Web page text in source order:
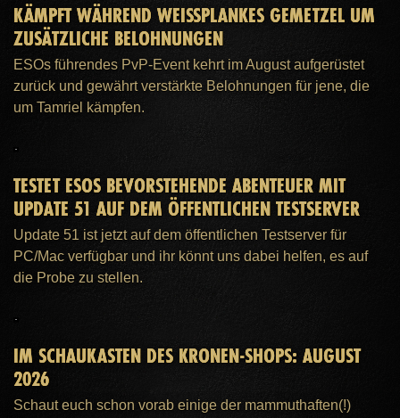
KÄMPFT WÄHREND WEISSPLANKES GEMETZEL UM Z
USÄTZLICHE BELOHNUNGEN
ESOs führendes PvP-Event kehrt im August aufgerüstet
zurück und gewährt verstärkte Belohnungen für jene, die
um Tamriel kämpfen.
TESTET ESOS BEVORSTEHENDE ABENTEUER MIT
UPDATE 51 AUF DEM ÖFFENTLICHEN TESTSERVER
Update 51 ist jetzt auf dem öffentlichen Testserver für
PC/Mac verfügbar und ihr könnt uns dabei helfen, es auf
die Probe zu stellen.
IM SCHAUKASTEN DES KRONEN-SHOPS: AUGUST
2026
Schaut euch schon vorab einige der mammuthaften(!)